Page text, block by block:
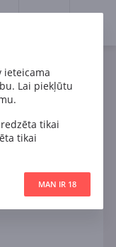
Francija
AOC Brut
ieteicama
Lai piekļūtu
tikai
tikai
MAN IR 18